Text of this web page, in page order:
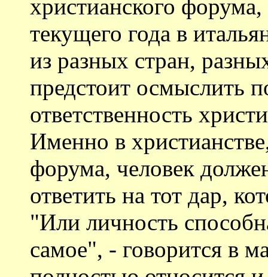
христианского
текущего года в
из разных стран,
предстоит осмыслить
ответственность
Именно в
форума, человек
ответить на тот дар,
"Или личность
самое", - говорится в